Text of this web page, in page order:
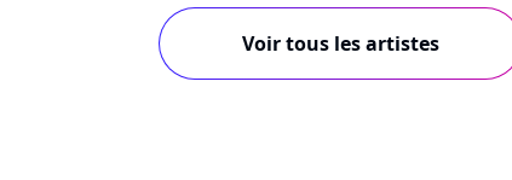
Voir tous les artistes